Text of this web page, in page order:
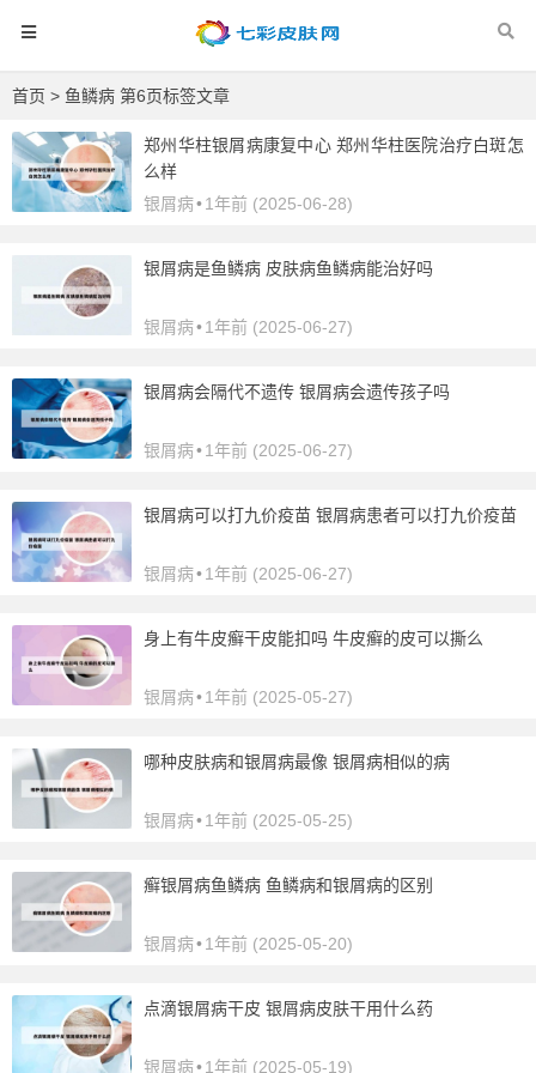
首页 > 鱼鳞病 第6页标签文章
郑州华柱银屑病康复中心 郑州华柱医院治疗白斑怎
么样
银屑病•1年前 (2025-06-28)
银屑病是鱼鳞病 皮肤病鱼鳞病能治好吗
银屑病•1年前 (2025-06-27)
银屑病会隔代不遗传 银屑病会遗传孩子吗
银屑病•1年前 (2025-06-27)
银屑病可以打九价疫苗 银屑病患者可以打九价疫苗
银屑病•1年前 (2025-06-27)
身上有牛皮癣干皮能扣吗 牛皮癣的皮可以撕么
银屑病•1年前 (2025-05-27)
哪种皮肤病和银屑病最像 银屑病相似的病
银屑病•1年前 (2025-05-25)
癣银屑病鱼鳞病 鱼鳞病和银屑病的区别
银屑病•1年前 (2025-05-20)
点滴银屑病干皮 银屑病皮肤干用什么药
银屑病•1年前 (2025-05-19)